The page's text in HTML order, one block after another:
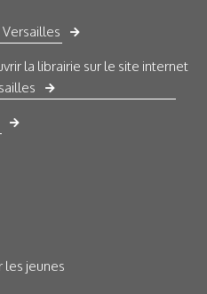
la librairie sur le site internet
les jeunes